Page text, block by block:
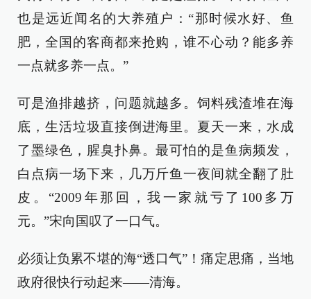
也是远近闻名的大养殖户：“那时候水好、鱼
肥，全国的客商都来抢购，谁不心动？能多养
一点就多养一点。”
可是渔排越挤，问题就越多。饲料残渣堆在海
底，生活垃圾直接倒进海里。夏天一来，水成
了墨绿色，腥臭扑鼻。最可怕的是鱼病频发，
白点病一场下来，几万斤鱼一夜间就全翻了肚
皮。“2009年那回，我一家就亏了100多万
元。”宋向国叹了一口气。
必须让负累不堪的海“透口气”！痛定思痛，当地
政府很快行动起来——清海。